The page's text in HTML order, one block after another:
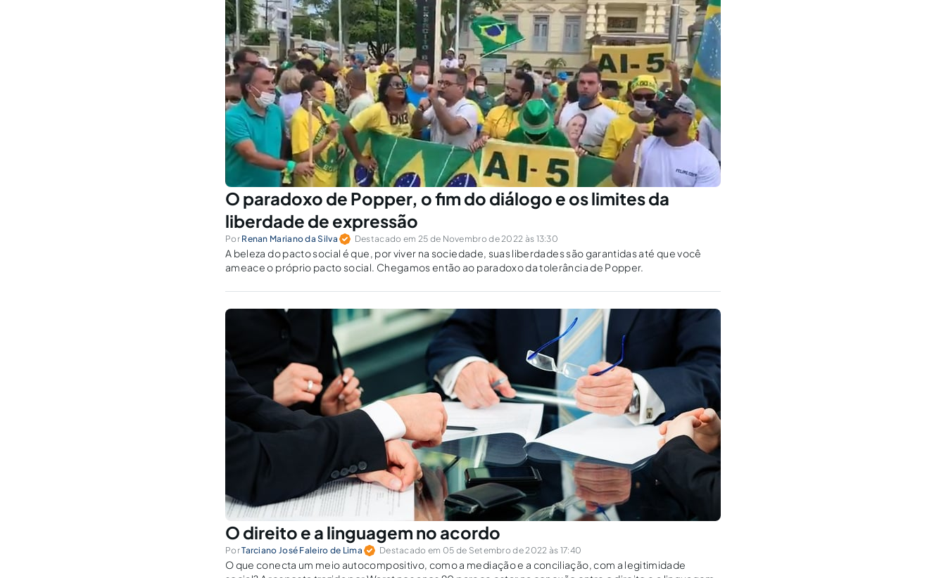
O paradoxo de Popper, o fim do diálogo e os limites da
liberdade de expressão
Por Renan Mariano da Silva Destacado em 25 de Novembro de 2022 às 13:30
A beleza do pacto social é que, por viver na sociedade, suas liberdades são garantidas até que você
ameace o próprio pacto social. Chegamos então ao paradoxo da tolerância de Popper.
O direito e a linguagem no acordo
PorTarciano José Faleiro de Lima Destacado em 05 de Setembro de 2022 às 17:40
O que conecta um meio autocompositivo, como a mediação e a conciliação, com a legitimidade